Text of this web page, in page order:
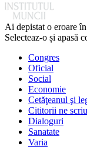
Ai depistat o eroare
Selecteaz-o și apasă
Congres
Oficial
Social
Economie
Cetăţeanul şi
Cititorii ne scriu
Dialoguri
Sanatate
Varia